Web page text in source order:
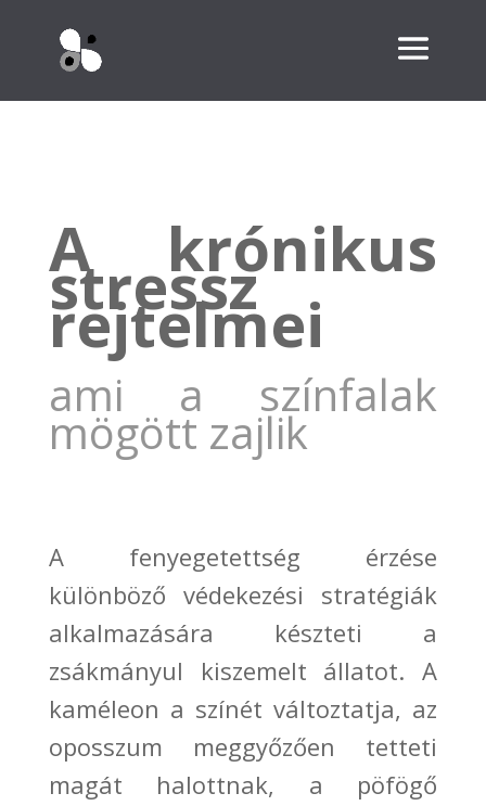
A krónikus
stressz
rejtelmei
ami a színfalak
mögött zajlik
A fenyegetettség érzése
különböző védekezési stratégiák
alkalmazására készteti a
zsákmányul kiszemelt állatot. A
kaméleon a színét változtatja, az
oposszum meggyőzően tetteti
magát halottnak, a pöfögő